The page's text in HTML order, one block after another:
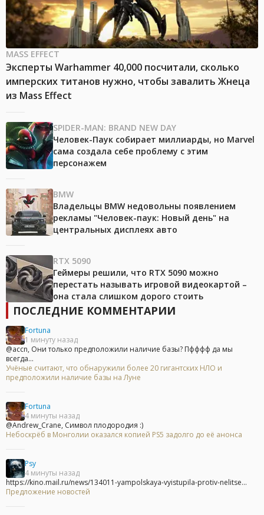
MASS EFFECT
Эксперты Warhammer 40,000 посчитали, сколько
имперских титанов нужно, чтобы завалить Жнеца
из Mass Effect
SPIDER-MAN: BRAND NEW DAY
Человек-Паук собирает миллиарды, но Marvel
сама создала себе проблему с этим
персонажем
BMW
Владельцы BMW недовольны появлением
рекламы "Человек-паук: Новый день" на
центральных дисплеях авто
RTX 5090
Геймеры решили, что RTX 5090 можно
перестать называть игровой видеокартой –
она стала слишком дорого стоить
ПОСЛЕДНИЕ КОММЕНТАРИИ
Fortuna
1 минуту назад
@accn, Они только предположили наличие базы? Пфффф да мы
всегда...
Учёные считают, что обнаружили более 20 гигантских НЛО и
предположили наличие базы на Луне
Fortuna
4 минуты назад
@Andrew_Crane, Символ плодородия :)
Небоскрёб в Монголии оказался копией PS5 задолго до её анонса
Psy
4 минуты назад
https://kino.mail.ru/news/134011-yampolskaya-vyistupila-protiv-nelitse...
Предложение новостей